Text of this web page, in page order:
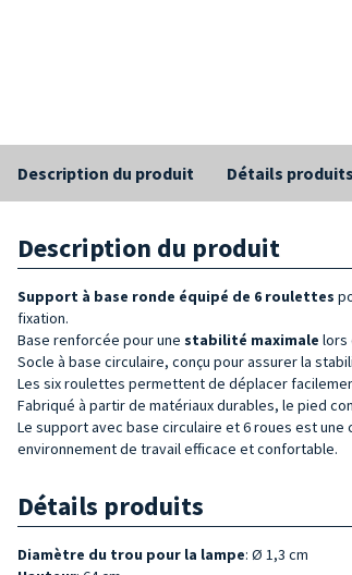
Description du produit Détails produits
Description du produit
Support à base ronde équipé de 6 roulettes
fixation.
Base renforcée pour une stabilité maximale lors
Socle à base circulaire, conçu pour assurer la
Les six roulettes permettent de déplacer
Fabriqué à partir de matériaux durables, le pied
Le support avec base circulaire et 6 roues est
environnement de travail efficace et confortable.
Détails produits
Diamètre du trou pour la lampe: Ø 1,3 cm